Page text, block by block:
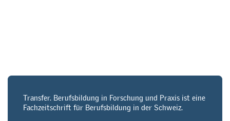
Transfer. Berufsbildung in Forschung und Praxis ist eine
Fachzeitschrift für Berufsbildung in der Schweiz.